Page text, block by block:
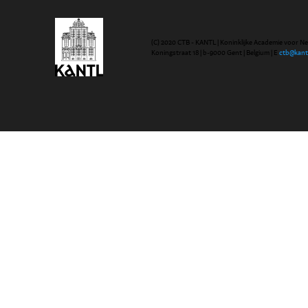
(C) 2020 CTB - KANTL | Koninklijke Academie voor
Koningstraat 18 | b-9000 Gent | Belgium | E